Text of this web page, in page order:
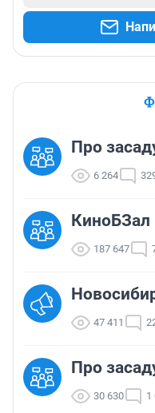
Про
6 264
КиноБЗал
187 647
47 411
Про
30 630 1